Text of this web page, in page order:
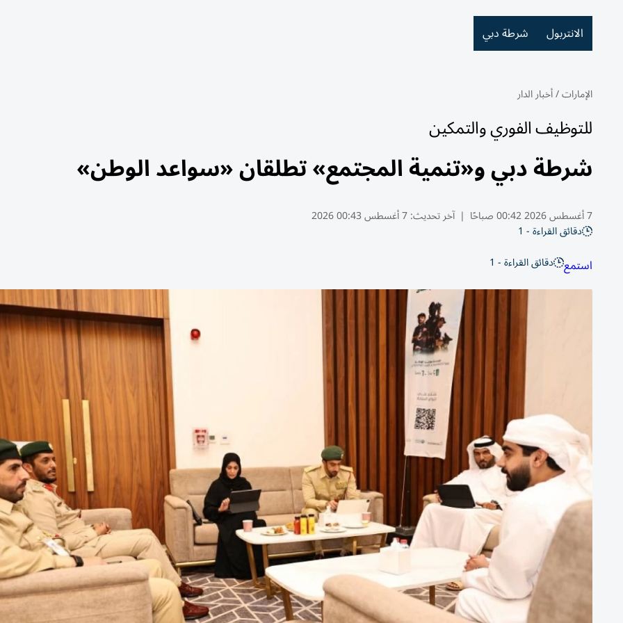
الانتربول شرطة دبي
الإمارات/أخبار الدار
للتوظيف الفوري والتمكين
شرطة دبي و«تنمية المجتمع» تطلقان «سواعد الوطن»
7 أغسطس 2026 00:42 صباحًا | آخر تحديث:7 أغسطس 00:43 2026
دقائق القراءة - 1
استمع دقائق القراءة - 1